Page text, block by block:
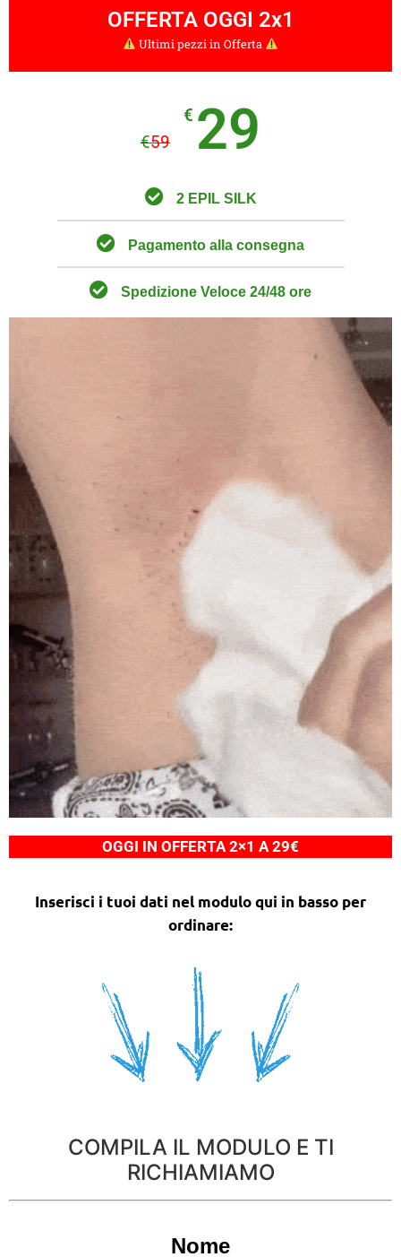
OFFERTA OGGI 2x1
Ultimi pezzi in Offerta
€59
€ 29
2 EPIL SILK
Pagamento alla consegna
Spedizione Veloce 24/48 ore
OGGI IN OFFERTA 2×1 A 29€
Inserisci i tuoi dati nel modulo qui in basso per
ordinare:
COMPILA IL MODULO E TI
RICHIAMIAMO
Nome